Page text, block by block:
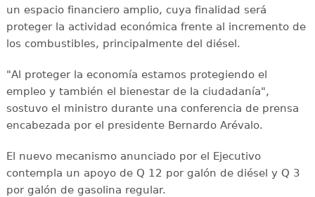
un espacio financiero amplio, cuya finalidad será
proteger la actividad económica frente al incremento de
los combustibles, principalmente del diésel.
"Al proteger la economía estamos protegiendo el
empleo y también el bienestar de la ciudadanía",
sostuvo el ministro durante una conferencia de prensa
encabezada por el presidente Bernardo Arévalo.
El nuevo mecanismo anunciado por el Ejecutivo
contempla un apoyo de Q 12 por galón de diésel y Q 3
por galón de gasolina regular.